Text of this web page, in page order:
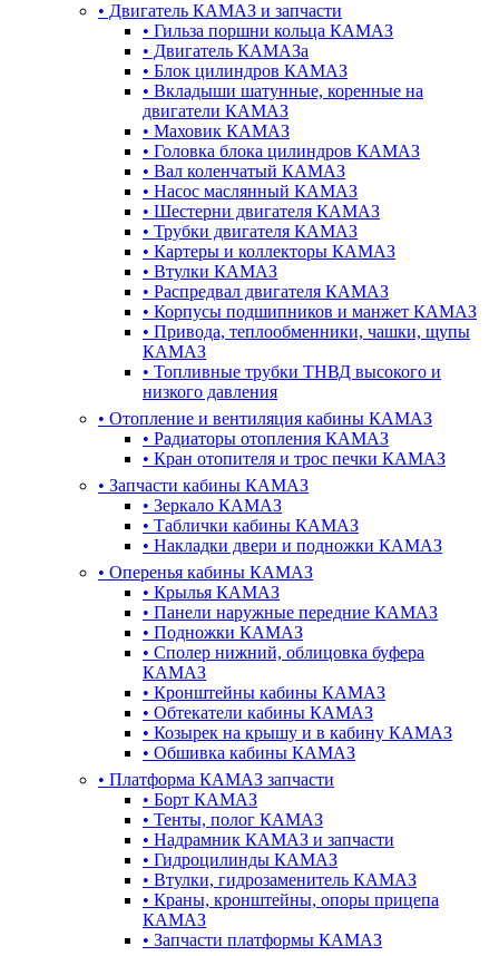
• Двигатель КАМАЗ и запчасти
• Гильза поршни кольца КАМАЗ
• Двигатель КАМАЗа
• Блок цилиндров КАМАЗ
• Вкладыши шатунные, коренные на
двигатели КАМАЗ
• Маховик КАМАЗ
• Головка блока цилиндров КАМАЗ
• Вал коленчатый КАМАЗ
• Насос маслянный КАМАЗ
• Шестерни двигателя КАМАЗ
• Трубки двигателя КАМАЗ
• Картеры и коллекторы КАМАЗ
• Втулки КАМАЗ
• Распредвал двигателя КАМАЗ
• Корпусы подшипников и манжет КАМАЗ
• Привода, теплообменники, чашки, щупы
КАМАЗ
• Топливные трубки ТНВД высокого и
низкого давления
• Отопление и вентиляция кабины КАМАЗ
• Радиаторы отопления КАМАЗ
• Кран отопителя и трос печки КАМАЗ
• Запчасти кабины КАМАЗ
• Зеркало КАМАЗ
• Таблички кабины КАМАЗ
• Накладки двери и подножки КАМАЗ
• Оперенья кабины КАМАЗ
• Крылья КАМАЗ
• Панели наружные передние КАМАЗ
• Подножки КАМАЗ
• Сполер нижний, облицовка буфера
КАМАЗ
• Кронштейны кабины КАМАЗ
• Обтекатели кабины КАМАЗ
• Козырек на крышу и в кабину КАМАЗ
• Обшивка кабины КАМАЗ
• Платформа КАМАЗ запчасти
• Борт КАМАЗ
• Тенты, полог КАМАЗ
• Надрамник КАМАЗ и запчасти
• Гидроцилинды КАМАЗ
• Втулки, гидрозаменитель КАМАЗ
• Краны, кронштейны, опоры прицепа
КАМАЗ
• Запчасти платформы КАМАЗ